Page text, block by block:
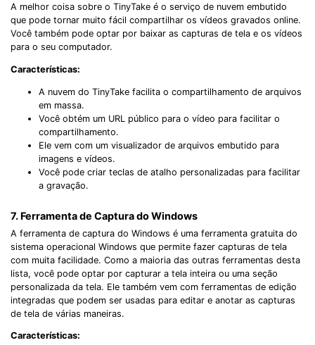
A melhor coisa sobre o TinyTake é o serviço de nuvem embutido
que pode tornar muito fácil compartilhar os vídeos gravados online.
Você também pode optar por baixar as capturas de tela e os vídeos
para o seu computador.
Características:
A nuvem do TinyTake facilita o compartilhamento de arquivos
em massa.
Você obtém um URL público para o vídeo para facilitar o
compartilhamento.
Ele vem com um visualizador de arquivos embutido para
imagens e vídeos.
Você pode criar teclas de atalho personalizadas para facilitar
a gravação.
7. Ferramenta de Captura do Windows
A ferramenta de captura do Windows é uma ferramenta gratuita do
sistema operacional Windows que permite fazer capturas de tela
com muita facilidade. Como a maioria das outras ferramentas desta
lista, você pode optar por capturar a tela inteira ou uma seção
personalizada da tela. Ele também vem com ferramentas de edição
integradas que podem ser usadas para editar e anotar as capturas
de tela de várias maneiras.
Características: